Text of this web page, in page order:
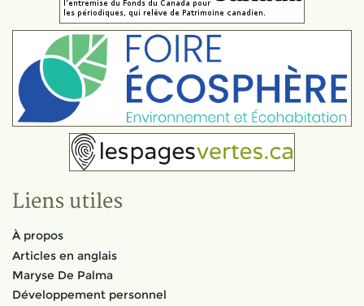
Liens utiles
À propos
Articles en anglais
Maryse De Palma
Développement personnel